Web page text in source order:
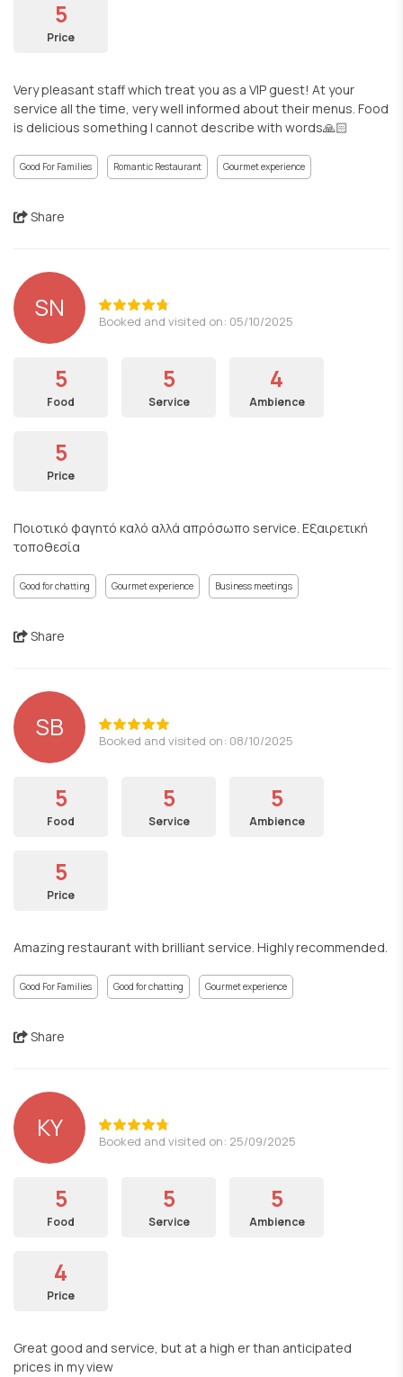
5
Price
Very pleasant staff which treat you as a VIP guest! At your
service all the time, very well informed about their menus. Food
is delicious something I cannot describe with words🙏🏻
Good For Families Romantic Restaurant Gourmet experience
Share
SN Booked and visited on: 05/10/2025
5
Food
5
Service
4
Ambience
5
Price
Ποιοτικό φαγητό καλό αλλά απρόσωπο service. Εξαιρετική
τοποθεσία
Good for chatting Gourmet experience Business meetings
Share
SB Booked and visited on: 08/10/2025
5
Food
5
Service
5
Ambience
5
Price
Amazing restaurant with brilliant service. Highly recommended.
Good For Families Good for chatting Gourmet experience
Share
KY Booked and visited on: 25/09/2025
5
Food
5
Service
5
Ambience
4
Price
Great good and service, but at a high er than anticipated
prices in my view